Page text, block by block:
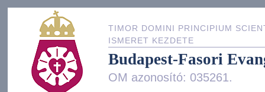
TIMOR DOMINI PRINCIPIUM
ISMERET KEZDETE
Budapest-Fasori
OM azonosító: 035261.